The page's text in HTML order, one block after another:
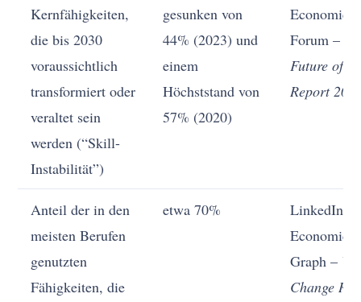
Kernfähigkeiten,
die bis 2030
voraussichtlich
transformiert oder
veraltet sein
werden (“Skill-
Instabilität”)
gesunken von
44% (2023) und
einem
Höchststand von
57% (2020)
Economic
Forum –
Future of
Report
Anteil der in den
meisten Berufen
genutzten
Fähigkeiten, die
etwa 70%
LinkedIn
Economic
Graph –
Change